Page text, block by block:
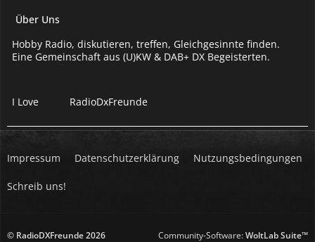
Über Uns
Hobby Radio, diskutieren, treffen, Gleichgesinnte finden.
Eine Gemeinschaft aus (U)KW & DAB+ DX Begeisterten.
I Love RadioDxFreunde
Impressum Datenschutzerklärung Nutzungsbedingungen
Schreib uns!
© RadioDXFreunde2026 Community-Software:WoltLab Suite™